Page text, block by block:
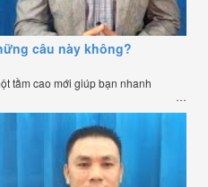
câu này không?
tầm cao mới giúp bạn nhanh